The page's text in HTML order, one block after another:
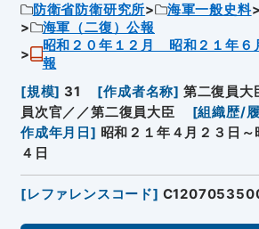
防衛省防衛研究所 海軍一般史料
海軍（二復）公報
昭和２０年１２月 昭和２１年
報
[規模] 31 [作成者名称] 第二復員大
員次官／／第二復員大臣
[組織歴/
作成年月日 ] 昭和２１年４月２３日～
４日
[レファレンスコード]